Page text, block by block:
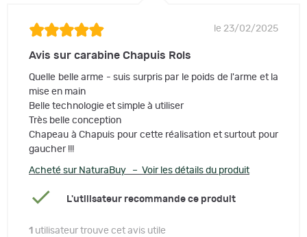
le 23/02/2025
Avis sur carabine Chapuis Rols
Quelle belle arme - suis surpris par le poids de l'arme et la
mise en main
Belle technologie et simple à utiliser
Très belle conception
Chapeau à Chapuis pour cette réalisation et surtout pour
gaucher !!!
Acheté sur NaturaBuy – Voir les détails du produit
L'utilisateur recommande ce produit
1 utilisateur trouve cet avis utile